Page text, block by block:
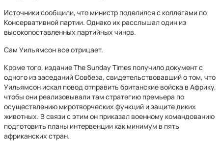
Источники сообщили, что министр поделился с коллегами по
Консервативной партии. Однако их расслышал один из
высокопоставленных партийных чинов.
Сам Уильямсон все отрицает.
Кроме того, издание The Sunday Times получило документ с
одного из заседаний Совбеза, свидетельствовавший о том, что
Уильямсон искал повод отправить британские войска в Африку,
чтобы они реализовывали там стратегию премьера по
осуществлению миротворческих функций и защите диких
животных. В связи с этим он приказал военному командованию
подготовить планы интервенции как минимум в пять
африканских стран.